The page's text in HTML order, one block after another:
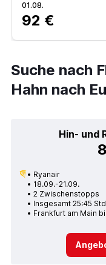
01.08.
92 €
Suche nach
Hahn nach
Hin- und
Ryanair
18.09.-21.09.
2 Zwischenstopps
Insgesamt 25:45
Frankfurt am Main